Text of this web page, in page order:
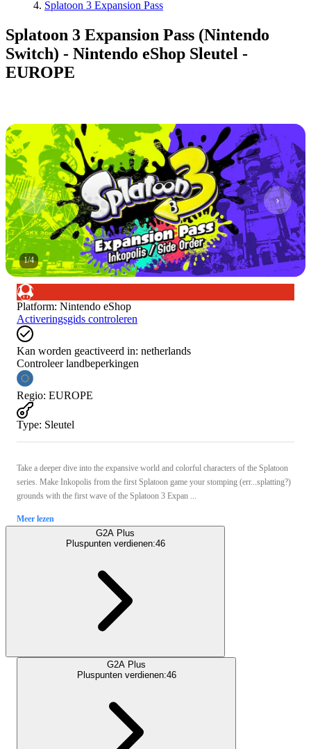
Splatoon 3 Expansion Pass
Splatoon 3 Expansion Pass (Nintendo
Switch) - Nintendo eShop Sleutel -
EUROPE
1/4
Platform: Nintendo eShop
Activeringsgids controleren
Kan worden geactiveerd in: netherlands
Controleer landbeperkingen
Regio: EUROPE
Type: Sleutel
Take a deeper dive into the expansive world and colorful characters of the Splatoon
series. Make Inkopolis from the first Splatoon game your stomping (err...splatting?)
grounds with the first wave of the Splatoon 3 Expan ...
Meer lezen
G2A Plus
Pluspunten verdienen:46
G2A Plus
Pluspunten verdienen:46